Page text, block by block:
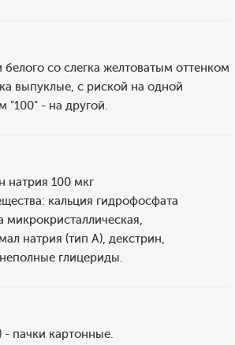
белого со слегка желтоватым оттенком
выпуклые, с риской на одной
"100" - на другой.
натрия 100 мкг
кальция гидрофосфата
микрокристаллическая,
натрия (тип А), декстрин,
глицериды.
- пачки картонные.